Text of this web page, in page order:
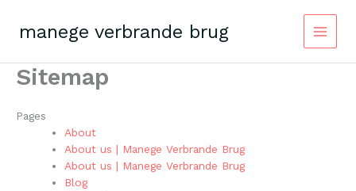
contentmanege verbrande brug
Sitemap
Pages
About
About us | Manege Verbrande Brug
About us | Manege Verbrande Brug
Blog